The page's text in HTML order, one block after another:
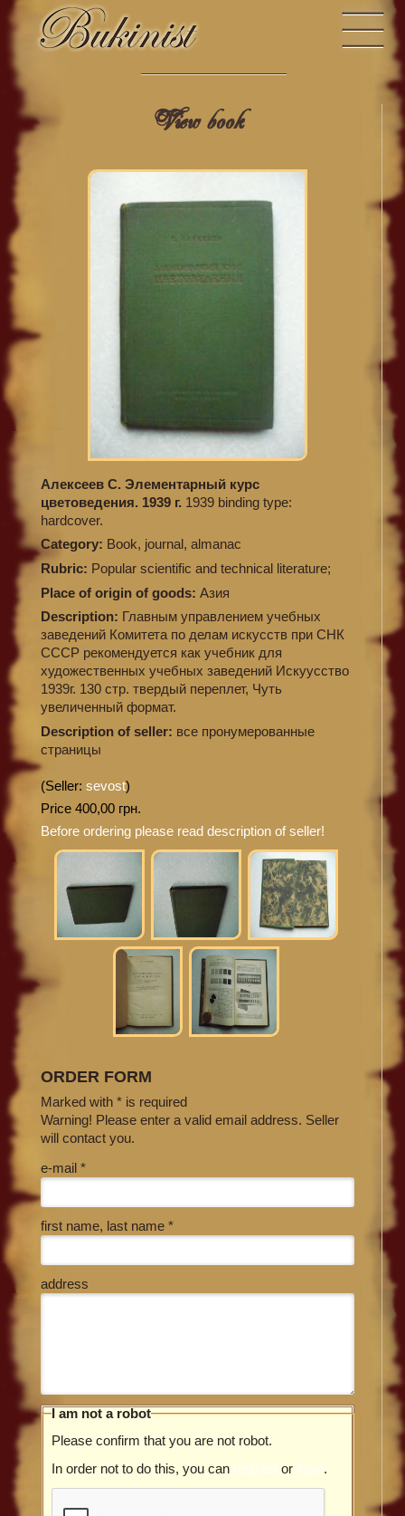
View book
Алексеев С. Элементарный курс
цветоведения. 1939 г. 1939 binding type:
hardcover.
Category: Book, journal, almanac
Rubric: Popular scientific and technical literature;
Place of origin of goods: Азия
Description: Главным управлением учебных
заведений Комитета по делам искусств при СНК
СССР рекомендуется как учебник для
художественных учебных заведений Искуусство
1939г. 130 стр. твердый переплет, Чуть
увеличенный формат.
Description of seller: все пронумерованные
страницы
(Seller: sevost)
Price 400,00 грн.
Before ordering please read description of seller!
ORDER FORM
Marked with * is required
Warning! Please enter a valid email address. Seller
will contact you.
e-mail *
first name, last name *
address
I am not a robot
Please confirm that you are not robot.
In order not to do this, you can register or login.